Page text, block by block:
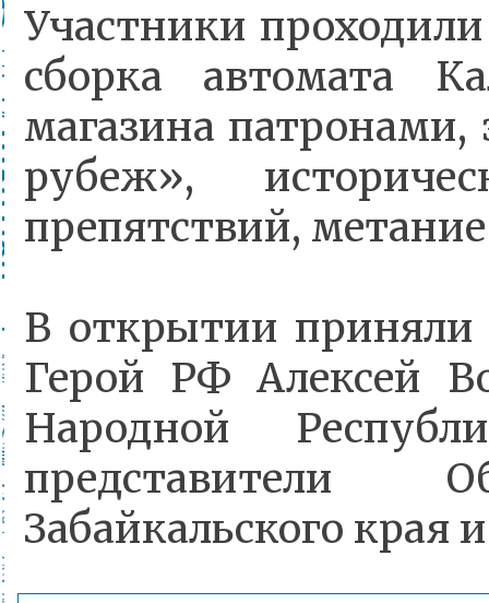
Участники
сборка автомата
магазина
рубеж»,
препятствий,
В открытии приняли
Герой РФ Алексей
Народной
представители
Забайкальского края